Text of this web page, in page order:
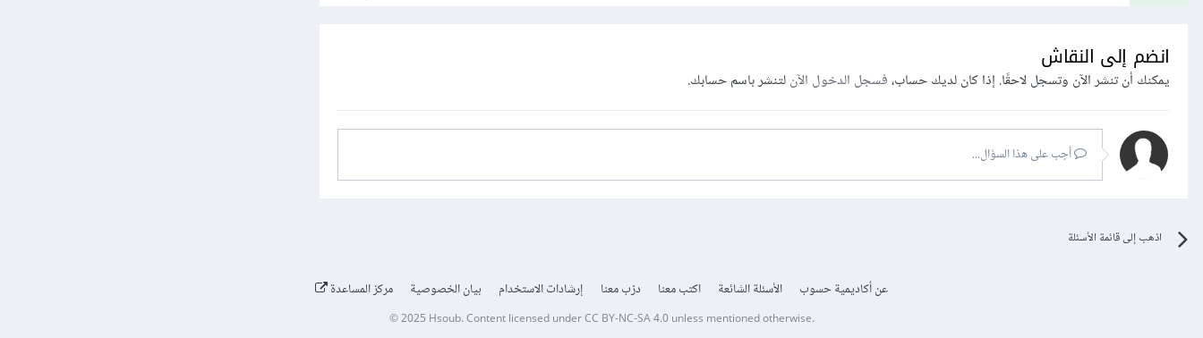
انضم إلى النقاش
يمكنك أن تنشر الآن وتسجل لاحقًا. إذا كان لديك حساب،فسجل الدخول الآنلتنشر باسم حسابك.
أجب على هذا السؤال...
اذهب إلى قائمة الأسئلة
عن أكاديمية حسوب الأسئلة الشائعة اكتب معنا درّب معنا إرشادات الاستخدام بيان الخصوصية مركز المساعدة
© 2025 Hsoub.Content licensed underCC BY-NC-SA 4.0unless mentioned otherwise.